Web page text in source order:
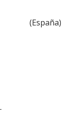
(España)